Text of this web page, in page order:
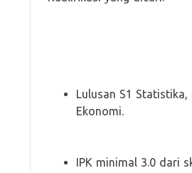
Lulusan S1
Ekonomi.
IPK minimal 3.0 dari